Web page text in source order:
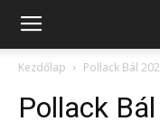
Kazincbarcikai
Pollack
Kezdőlap Pollack Bál
Pollack